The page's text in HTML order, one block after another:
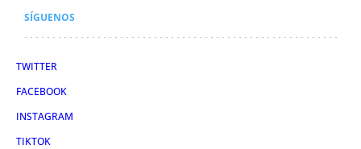
SÍGUENOS
TWITTER
FACEBOOK
INSTAGRAM
TIKTOK